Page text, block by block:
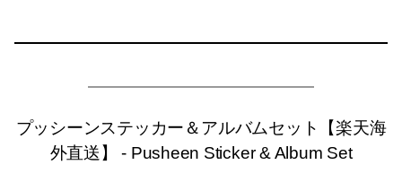
プッシーンステッカー＆アルバムセット【楽天海
外直送】 - Pusheen Sticker & Album Set